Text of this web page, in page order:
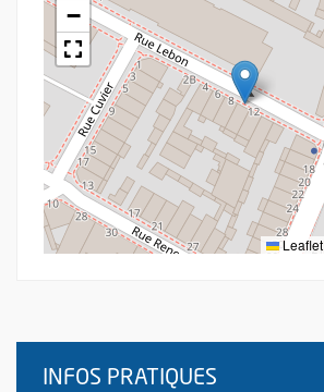
−
Leaflet
INFOS PRATIQUES